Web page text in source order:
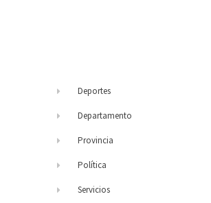
Deportes
Departamento
Provincia
Política
Servicios